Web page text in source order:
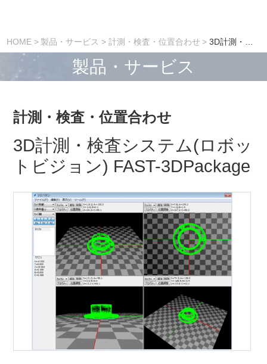
HOME 製品・サービス 計測・検査・位置合わせ
製品・サービス
計測・検査・位置合わせ
3D計測・検査システム(ロボッ
トビジョン) FAST-3DPackage